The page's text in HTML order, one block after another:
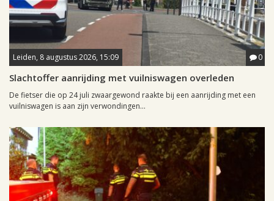
Leiden, 8 augustus 2026, 15:09 0
Slachtoffer aanrijding met vuilniswagen overleden
De fietser die op 24 juli zwaargewond raakte bij een aanrijding met een
vuilniswagen is aan zijn verwondingen...